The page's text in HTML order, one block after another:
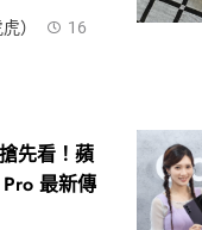
）
16
先看！蘋
最新傳